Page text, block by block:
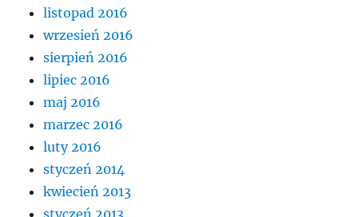
listopad 2016
wrzesień 2016
sierpień 2016
lipiec 2016
maj 2016
marzec 2016
luty 2016
styczeń 2014
kwiecień 2013